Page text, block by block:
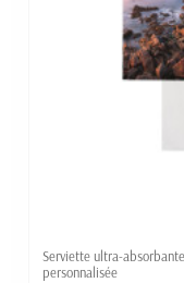
Serviette ultra-
personnalisée